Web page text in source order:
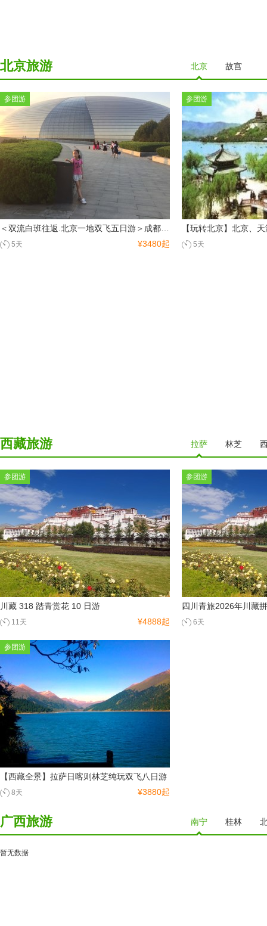
北京旅游 北京 故宫
参团游
¥3480起
5天
参团游
【玩转北京】北京、
5天
西藏旅游 拉萨 林芝
参团游
川藏 318 踏青赏花 10 日游
¥4888起
11天
参团游
四川青旅2026年川藏
6天
参团游
【西藏全景】拉萨日喀则林芝纯玩双飞八日游
¥3880起
8天
广西旅游 南宁 桂林
暂无数据